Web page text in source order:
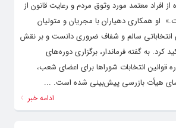
از افراد معتمد مورد وثوق مردم و رعایت قانون از
او همکاری دهیاران با مجریان و متولیان
انتخاباتی سالم و شفاف ضروری دانست و بر نقش
کرد. به گفته فرماندار، برگزاری دوره‌های
قوانین انتخابات شوراها برای اعضای شعب،
هیأت بازرسی پیش‌بینی شده است. ‌...
ادامه خبر